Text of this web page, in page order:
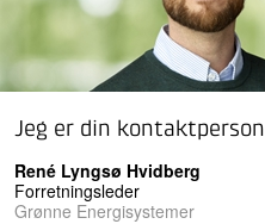
Jeg er din kontaktperson
René Lyngsø Hvidberg
Forretningsleder
Grønne Energisystemer